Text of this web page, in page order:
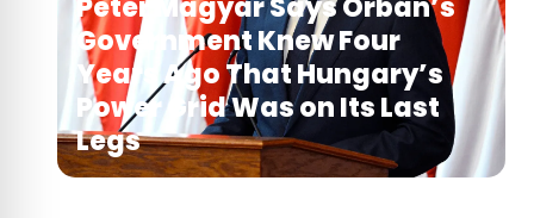
Péter Magyar Says Orbán’s
Government Knew Four
Years Ago That Hungary’s
Power Grid Was on Its Last
Legs